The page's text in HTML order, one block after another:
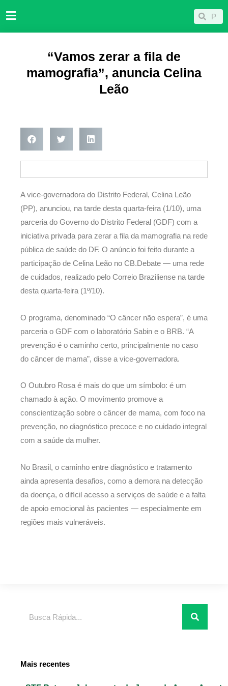
para
Pesquisar
“Vamos zerar a fila de
mamografia”, anuncia Celina
Leão
A vice-governadora do Distrito Federal, Celina Leão
(PP), anunciou, na tarde desta quarta-feira (1/10), uma
parceria do Governo do Distrito Federal (GDF) com a
iniciativa privada para zerar a fila da mamografia na rede
pública de saúde do DF. O anúncio foi feito durante a
participação de Celina Leão no CB.Debate — uma rede
de cuidados, realizado pelo Correio Braziliense na tarde
desta quarta-feira (1º/10).
O programa, denominado “O câncer não espera”, é uma
parceria o GDF com o laboratório Sabin e o BRB. “A
prevenção é o caminho certo, principalmente no caso
do câncer de mama”, disse a vice-governadora.
O Outubro Rosa é mais do que um símbolo: é um
chamado à ação. O movimento promove a
conscientização sobre o câncer de mama, com foco na
prevenção, no diagnóstico precoce e no cuidado integral
com a saúde da mulher.
No Brasil, o caminho entre diagnóstico e tratamento
ainda apresenta desafios, como a demora na detecção
da doença, o difícil acesso a serviços de saúde e a falta
de apoio emocional às pacientes — especialmente em
regiões mais vulneráveis.
Mais recentes